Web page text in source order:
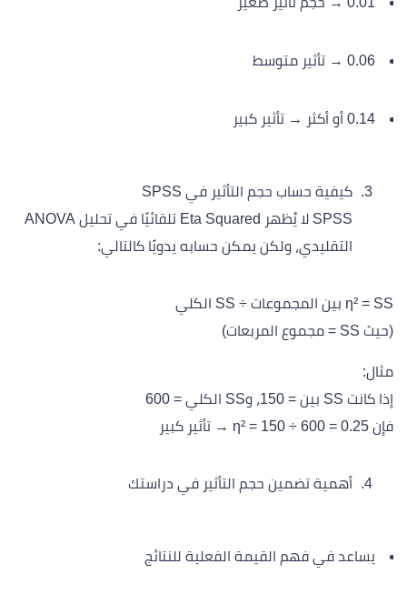
0.06 → تأثير متوسط
0.14 أو أكثر → تأثير كبير
كيفية حساب حجم التأثير في SPSS
SPSS لا يُظهر Eta Squared تلقائيًا في تحليل ANOVA
التقليدي، ولكن يمكن حسابه يدويًا كالتالي:
η² = SS بين المجموعات ÷ SS الكلي
(حيث SS = مجموع المربعات)
مثال:
إذا كانت SS بين = 150، وSS الكلي = 600
فإن η² = 150 ÷ 600 = 0.25 → تأثير كبير
أهمية تضمين حجم التأثير في دراستك
يساعد في فهم القيمة الفعلية للنتائج